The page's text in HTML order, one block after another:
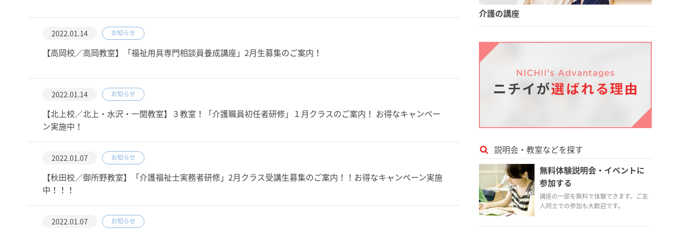
2022.01.14 お知らせ
【高岡校／高岡教室】「福祉用具専門相談員養成講座」2月生募集のご案内！
2022.01.14 お知らせ
【北上校／北上・水沢・一関教室】３教室！「介護職員初任者研修」１月クラスのご案内！ お得なキャンペー
ン実施中！
2022.01.07 お知らせ
【秋田校／御所野教室】「介護福祉士実務者研修」2月クラス受講生募集のご案内！！お得なキャンペーン実施
中！！！
2022.01.07 お知らせ
介護の講座
説明会・教室などを探す
無料体験説明会・イベントに
参加する
講座の一部を無料で体験できます。ご友
人同士での参加も大歓迎です。